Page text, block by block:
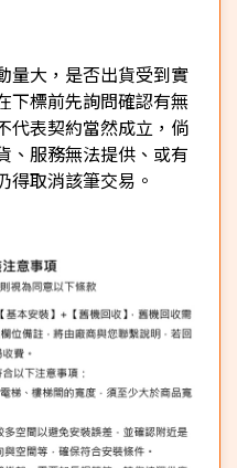
量大，是否出貨受到實
下標前先詢問確認有無
代表契約當然成立，倘
、服務無法提供、或有
得取消該筆交易。